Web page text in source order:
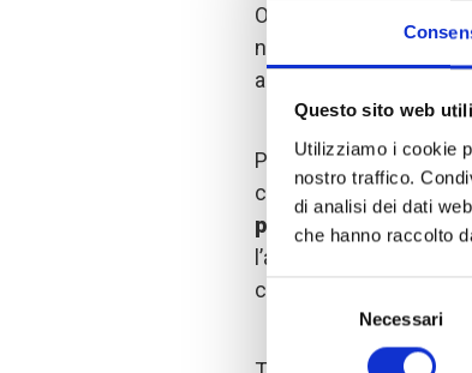
Questo sito web
Utilizziamo i cookie
nostro traffico.
di analisi dei dati
che hanno raccolto
Necessari
Oltre al monitoraggio
nostro intervento ha
ambito nutrizionale.
Per aumentare i
costruirei bacini
persone
hanno
l’allevamento di circa
costruzione sono stati